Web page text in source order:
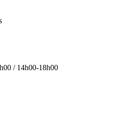
/ 14h00-18h00